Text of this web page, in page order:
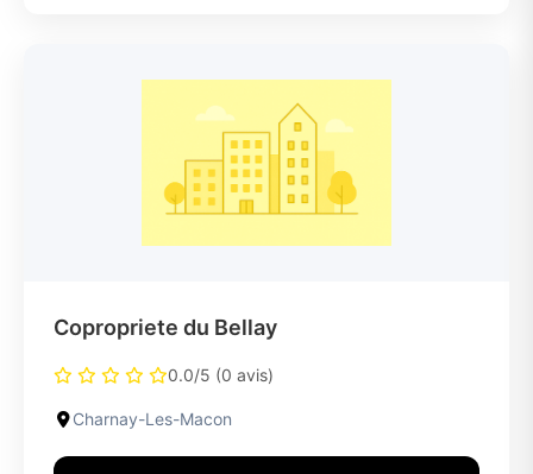
Copropriete du Bellay
0.0/5 (0 avis)
Charnay-Les-Macon